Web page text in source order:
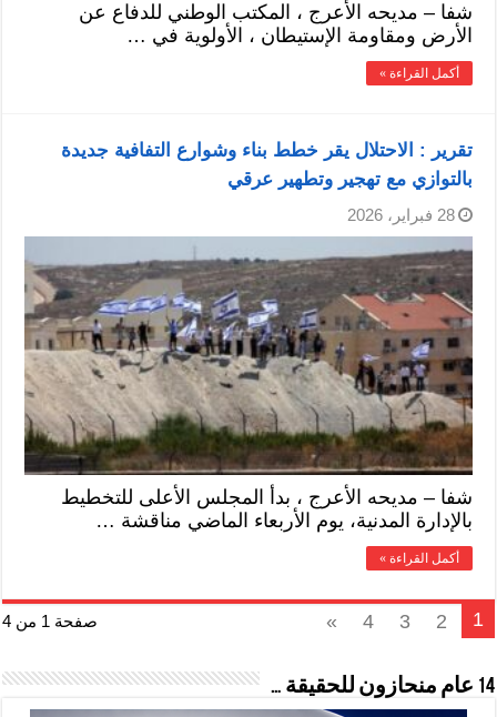
شفا – مديحه الأعرج ، المكتب الوطني للدفاع عن
الأرض ومقاومة الإستيطان ، الأولوية في …
أكمل القراءة »
تقرير : الاحتلال يقر خطط بناء وشوارع التفافية جديدة
بالتوازي مع تهجير وتطهير عرقي
28 فبراير، 2026
شفا – مديحه الأعرج ، بدأ المجلس الأعلى للتخطيط
بالإدارة المدنية، يوم الأربعاء الماضي مناقشة …
أكمل القراءة »
صفحة 1 من 4 1
2
3
4
»
14 عام منحازون للحقيقة …